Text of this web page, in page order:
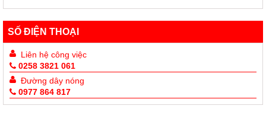
SỐ ĐIỆN THOẠI
Liên hệ công việc
0258 3821 061
Đường dây nóng
0977 864 817